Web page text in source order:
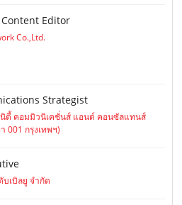
Editor
Co.,Ltd.
Strategist
ตี้ คอมมิวนิเคชั่นส์ แอนด์ คอนซัลแทนส์
001 กรุงเทพฯ)
เบิลยู จำกัด